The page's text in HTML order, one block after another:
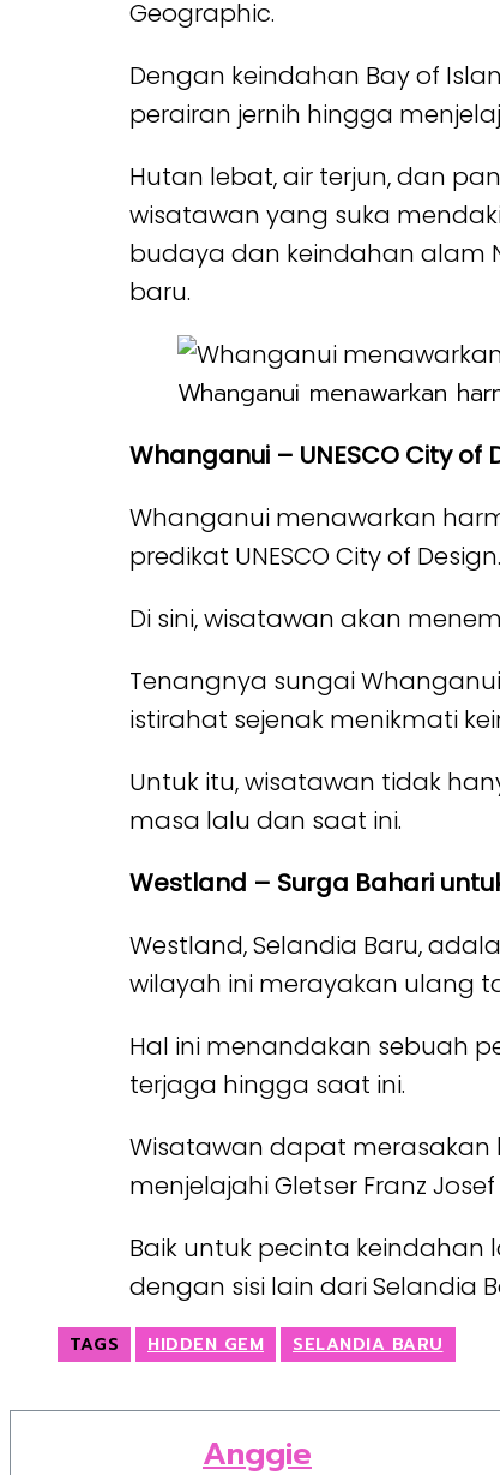
Geographic.
Dengan keindahan Bay of
perairan jernih hingga
Hutan lebat, air terjun, dan
wisatawan yang suka
budaya dan keindahan alam
baru.
Whanganui menawarkan
Whanganui – UNESCO City of
Whanganui menawarkan
predikat UNESCO City of Design.
Di sini, wisatawan akan
Tenangnya sungai
istirahat sejenak menikmati
Untuk itu, wisatawan tidak
masa lalu dan saat ini.
Westland – Surga Bahari
Westland, Selandia Baru,
wilayah ini merayakan ulang
Hal ini menandakan sebuah
terjaga hingga saat ini.
Wisatawan dapat merasakan
menjelajahi Gletser Franz
Baik untuk pecinta
dengan sisi lain dari Selandia
TAGS HIDDEN GEM SELANDIA BARU
Anggie